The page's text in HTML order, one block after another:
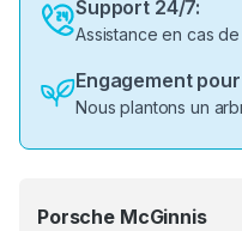
Support 24/7:
Assistance en cas
Engagement
Nous plantons un
Porsche McGinnis